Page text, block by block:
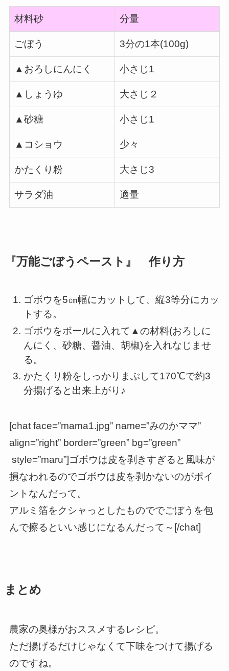
材料砂 分量
ごぼう 3分の1本(100g)
▲おろしにんにく 小さじ1
▲しょうゆ 大さじ２
▲砂糖 小さじ1
▲コショウ 少々
かたくり粉 大さじ3
サラダ油 適量
『万能ごぼうペースト』作り方
ゴボウを5㎝幅にカットして、縦3等分にカッ
トする。
ゴボウをボールに入れて▲の材料(おろしに
んにく、砂糖、醤油、胡椒)を入れなじませ
る。
かたくり粉をしっかりまぶして170℃で約3
分揚げると出来上がり♪
[chat face=”mama1.jpg” name=”みのかママ”
align=”right” border=”green” bg=”green”
style=”maru”]ゴボウは皮を剥きすぎると風味が
損なわれるのでゴボウは皮を剥かないのがポイ
ントなんだって。
アルミ箔をクシャっとしたものででごぼうを包
んで擦るといい感じになるんだって～[/chat]
まとめ
農家の奥様がおススメするレシピ。
ただ揚げるだけじゃなくて下味をつけて揚げる
のですね。